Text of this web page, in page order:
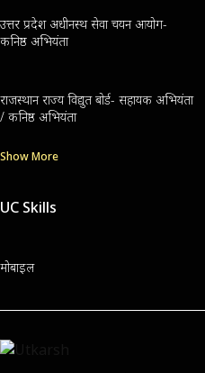
उत्तर प्रदेश अधीनस्थ सेवा चयन आयोग-
कनिष्ठ अभियंता
राजस्थान राज्य विद्युत बोर्ड- सहायक अभियंता
/ कनिष्ठ अभियंता
Show More
UC Skills
मोबाइल